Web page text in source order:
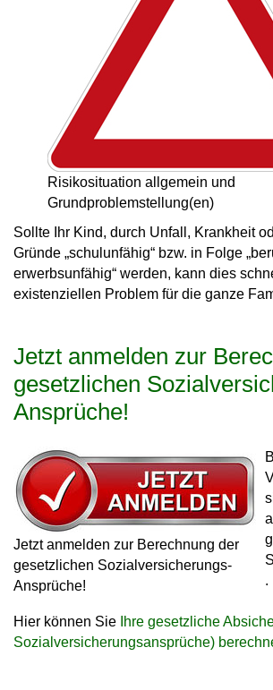
Risikosituation allgemein und
Grundproblemstellung(en)
Sollte Ihr Kind, durch Unfall, Krankheit
Gründe „schulunfähig“ bzw. in Folge
erwerbsunfähig“ werden, kann dies
existenziellen Problem für die ganze
Jetzt anmelden zur
gesetzlichen
Ansprüche!
Jetzt anmelden zur Berechnung der
gesetzlichen Sozialversicherungs-
Ansprüche!
.
Hier können Sie Ihre gesetzliche
Sozialversicherungsansprüche)